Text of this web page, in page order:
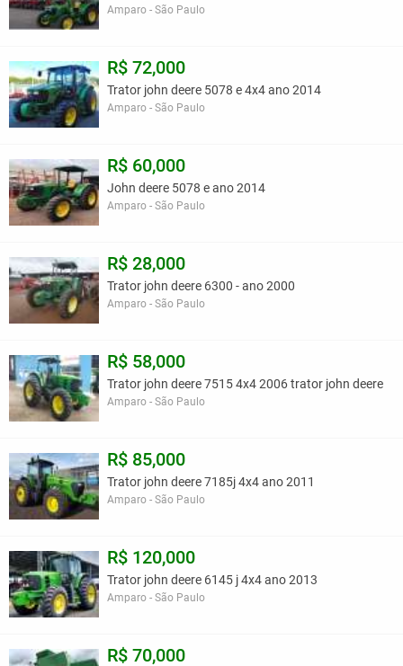
Amparo - São Paulo
R$ 72,000
Trator john deere 5078 e 4x4 ano 2014
Amparo - São Paulo
R$ 60,000
John deere 5078 e ano 2014
Amparo - São Paulo
R$ 28,000
Trator john deere 6300 - ano 2000
Amparo - São Paulo
R$ 58,000
Trator john deere 7515 4x4 2006 trator john deere
Amparo - São Paulo
R$ 85,000
Trator john deere 7185j 4x4 ano 2011
Amparo - São Paulo
R$ 120,000
Trator john deere 6145 j 4x4 ano 2013
Amparo - São Paulo
R$ 70,000